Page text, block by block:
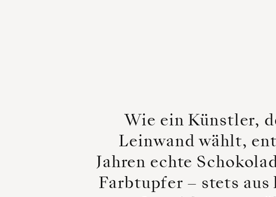
Wie ein Künstler,
Leinwand wählt,
Jahren echte
Farbtupfer – stets